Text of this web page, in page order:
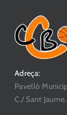
Adreça:
Pavelló
C./ Sant